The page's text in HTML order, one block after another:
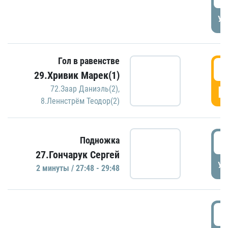
Гол в равенстве
29.Хривик Марек(1)
72.Заар Даниэль(2),
8.Леннстрём Теодор(2)
Подножка
27.Гончарук Сергей
2 минуты / 27:48 - 29:48